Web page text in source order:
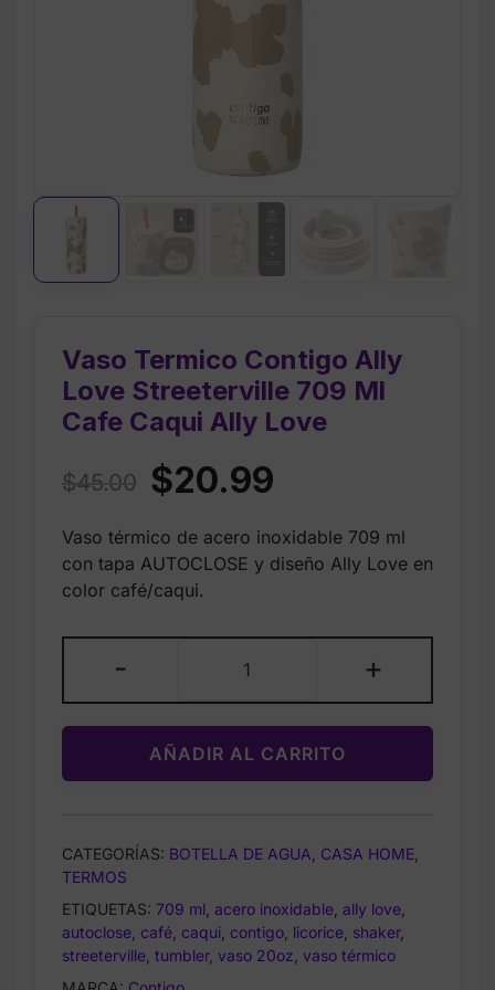
Vaso Termico Contigo Ally
Love Streeterville 709 Ml
Cafe Caqui Ally Love
$45.00 Original
was:
$45.00.
$20.99
is:
Vaso térmico de acero inoxidable 709 ml
con tapa AUTOCLOSE y diseño Ally Love en
color café/caqui.
-
Termico
Contigo
Ally
Love
Streeterville
Cafe
Ally
Love
cantidad
+
AÑADIR AL CARRITO
CATEGORÍAS: BOTELLA DE AGUA CASA HOME
TERMOS
ETIQUETAS: 709 ml acero inoxidable ally love
autoclose café caqui contigo licorice shaker,
streeterville tumbler, vaso 20oz vaso térmico